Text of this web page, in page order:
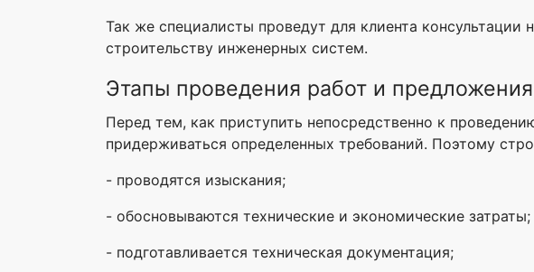
Так же специалисты проведут для клиента
строительству инженерных систем.
Этапы проведения работ и
Перед тем, как приступить непосредственно к
придерживаться определенных требований. Поэтому
- проводятся изыскания;
- обосновываются технические и экономические затраты;
- подготавливается техническая документация;